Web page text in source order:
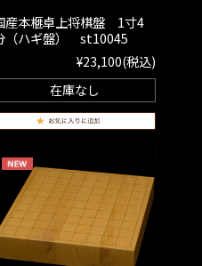
産本榧卓上将棋盤 1寸4
（ハギ盤） st10045
¥23,100(税込)
在庫なし